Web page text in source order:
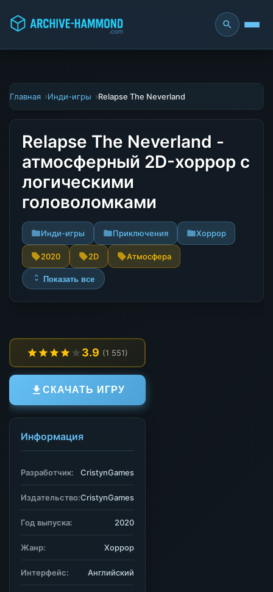
Главная Инди-игры Relapse The Neverland
Relapse The Neverland -
атмосферный 2D-хоррор с
логическими
головоломками
Инди-игры Приключения Хоррор
2020 2D Атмосфера
Показать все
3.9 (1 551)
СКАЧАТЬ ИГРУ
Информация
Разработчик: CristynGames
Издательство:CristynGames
Год выпуска: 2020
Жанр: Хоррор
Интерфейс: Английский